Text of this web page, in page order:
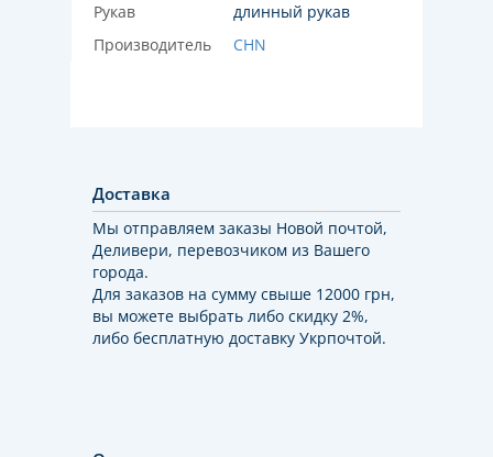
Рукав
длинный рукав
Производитель
CHN
Доставка
Мы отправляем заказы Новой почтой,
Деливери, перевозчиком из Вашего
города.
Для заказов на сумму свыше 12000 грн,
вы можете выбрать либо скидку 2%,
либо бесплатную доставку Укрпочтой.